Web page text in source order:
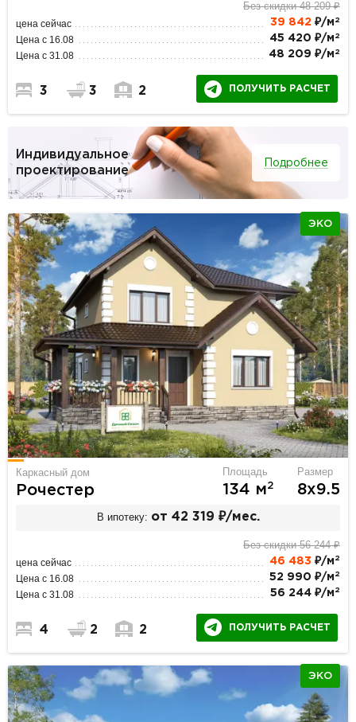
Без скидки 48 209 ₽
цена сейчас 39 842 ₽/м 2
Цена с 16.08 45 420 ₽/м 2
Цена с 31.08 48 209 ₽/м 2
3 3 2 ПОЛУЧИТЬ РАСЧЕТ
Индивидуальное
проектирование
Подробнее
ЭКО
Каркасный дом
Рочестер
Площадь
134 м2
Размер
8х9.5
В ипотеку: от 42 319 ₽/мес.
Без скидки 56 244 ₽
цена сейчас 46 483 ₽/м 2
Цена с 16.08 52 990 ₽/м 2
Цена с 31.08 56 244 ₽/м 2
4 2 2 ПОЛУЧИТЬ РАСЧЕТ
ЭКО